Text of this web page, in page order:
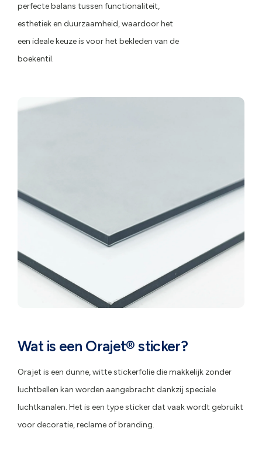
perfecte balans tussen functionaliteit,
esthetiek en duurzaamheid, waardoor het
een ideale keuze is voor het bekleden van de
boekentil.
Wat is een Orajet® sticker?
Orajet is een dunne, witte stickerfolie die makkelijk zonder
luchtbellen kan worden aangebracht dankzij speciale
luchtkanalen. Het is een type sticker dat vaak wordt gebruikt
voor decoratie, reclame of branding.